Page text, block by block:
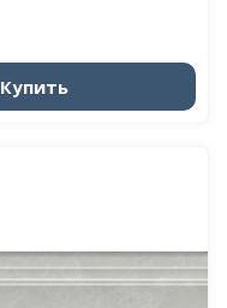
Купить